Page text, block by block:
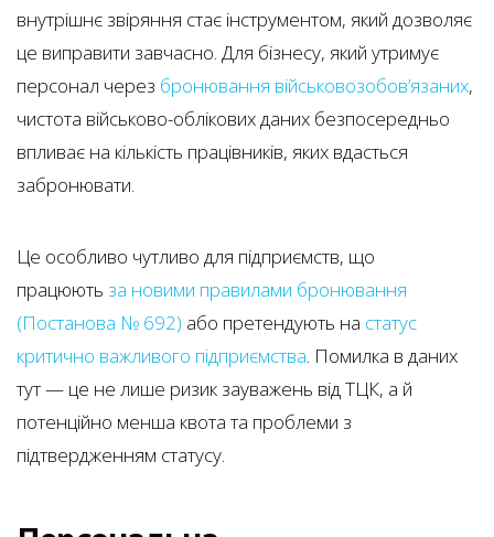
внутрішнє звіряння стає інструментом, який дозволяє
це виправити завчасно. Для бізнесу, який утримує
персонал через бронювання військовозобов’язаних,
чистота військово-облікових даних безпосередньо
впливає на кількість працівників, яких вдасться
забронювати.
Це особливо чутливо для підприємств, що
працюють за новими правилами бронювання
(Постанова № 692) або претендують на статус
критично важливого підприємства. Помилка в даних
тут — це не лише ризик зауважень від ТЦК, а й
потенційно менша квота та проблеми з
підтвердженням статусу.